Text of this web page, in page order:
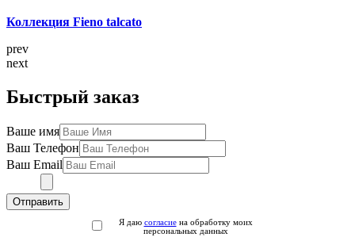
Коллекция Fieno talcato
prev
next
Быстрый заказ
Ваше имя
Ваш Телефон
Ваш Email
Отправить
Я даю согласиена обработку моих
персональных данных